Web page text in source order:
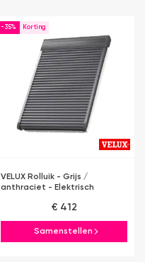
-35%
VELUX Rolluik - Grijs /
anthraciet - Elektrisch
€ 412
Samenstellen